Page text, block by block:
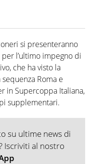
si presenteranno
per l’ultimo impegno di
che ha visto la
Roma e
in Supercoppa Italiana,
supplementari.
su ultime news di
Iscriviti al nostro